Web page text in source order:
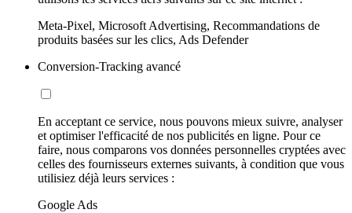
Meta-Pixel, Microsoft Advertising, Recommandations de
produits basées sur les clics, Ads Defender
Conversion-Tracking avancé
En acceptant ce service, nous pouvons mieux suivre, analyser
et optimiser l'efficacité de nos publicités en ligne. Pour ce
faire, nous comparons vos données personnelles cryptées avec
celles des fournisseurs externes suivants, à condition que vous
utilisiez déjà leurs services :
Google Ads